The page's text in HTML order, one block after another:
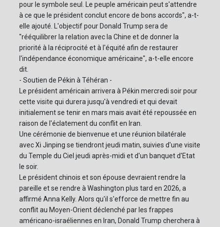
pour le symbole seul. Le peuple américain peut s'attendre
à ce que le président conclut encore de bons accords", a-t-
elle ajouté. L'objectif pour Donald Trump sera de
"rééquilibrer la relation avec la Chine et de donner la
priorité à la réciprocité et à l'équité afin de restaurer
l'indépendance économique américaine", a-t-elle encore
dit.
- Soutien de Pékin à Téhéran -
Le président américain arrivera à Pékin mercredi soir pour
cette visite qui durera jusqu'à vendredi et qui devait
initialement se tenir en mars mais avait été repoussée en
raison de l'éclatement du conflit en Iran.
Une cérémonie de bienvenue et une réunion bilatérale
avec Xi Jinping se tiendront jeudi matin, suivies d'une visite
du Temple du Ciel jeudi après-midi et d'un banquet d'Etat
le soir.
Le président chinois et son épouse devraient rendre la
pareille et se rendre à Washington plus tard en 2026, a
affirmé Anna Kelly. Alors qu'il s'efforce de mettre fin au
conflit au Moyen-Orient déclenché par les frappes
américano-israéliennes en Iran, Donald Trump cherchera à